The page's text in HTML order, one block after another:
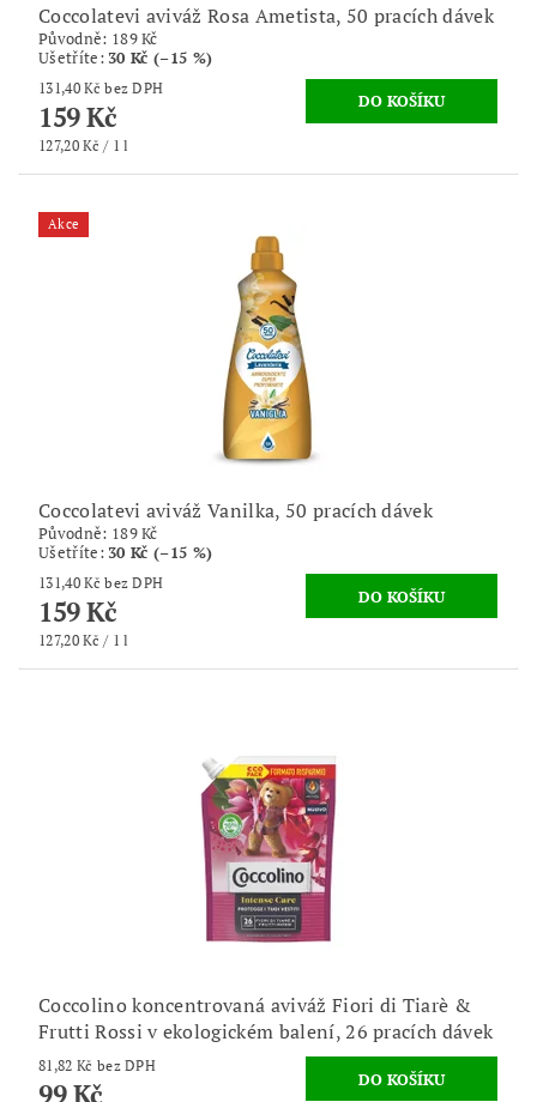
Coccolatevi aviváž Rosa Ametista, 50 pracích dávek
Původně: 189 Kč
Ušetříte: 30 Kč (–15 %)
131,40 Kč bez DPH
159 Kč
127,20 Kč / 1 l
Akce
Coccolatevi aviváž Vanilka, 50 pracích dávek
Původně: 189 Kč
Ušetříte: 30 Kč (–15 %)
131,40 Kč bez DPH
159 Kč
127,20 Kč / 1 l
Coccolino koncentrovaná aviváž Fiori di Tiarè &
Frutti Rossi v ekologickém balení, 26 pracích dávek
81,82 Kč bez DPH
99 Kč